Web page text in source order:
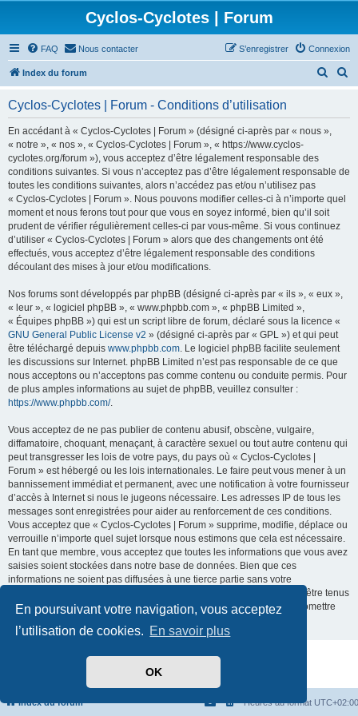
En poursuivant votre navigation, vous acceptez
l’utilisation de cookies. En savoir plus
OK
Cyclos-Cyclotes | Forum
FAQ Nous contacter Connexion
S’enregistrer
Index du forum
r
h
e
Cyclos-Cyclotes | Forum - Conditions d’utilisation
En accédant à « Cyclos-Cyclotes | Forum » (désigné ci-après par « nous »,
« notre », « nos », « Cyclos-Cyclotes | Forum », « https://www.cyclos-
cyclotes.org/forum »), vous acceptez d’être légalement responsable des
conditions suivantes. Si vous n’acceptez pas d’être légalement responsable de
toutes les conditions suivantes, alors n’accédez pas et/ou n’utilisez pas
« Cyclos-Cyclotes | Forum ». Nous pouvons modifier celles-ci à n’importe quel
moment et nous ferons tout pour que vous en soyez informé, bien qu’il soit
prudent de vérifier régulièrement celles-ci par vous-même. Si vous continuez
d’utiliser « Cyclos-Cyclotes | Forum » alors que des changements ont été
effectués, vous acceptez d’être légalement responsable des conditions
découlant des mises à jour et/ou modifications.
Nos forums sont développés par phpBB (désigné ci-après par « ils », « eux »,
« leur », « logiciel phpBB », « www.phpbb.com », « phpBB Limited »,
« Équipes phpBB ») qui est un script libre de forum, déclaré sous la licence «
GNU General Public License v2 » (désigné ci-après par « GPL ») et qui peut
être téléchargé depuis www.phpbb.com. Le logiciel phpBB facilite seulement
les discussions sur Internet. phpBB Limited n’est pas responsable de ce que
nous acceptons ou n’acceptons pas comme contenu ou conduite permis. Pour
de plus amples informations au sujet de phpBB, veuillez consulter :
https://www.phpbb.com/.
Vous acceptez de ne pas publier de contenu abusif, obscène, vulgaire,
diffamatoire, choquant, menaçant, à caractère sexuel ou tout autre contenu qui
peut transgresser les lois de votre pays, du pays où « Cyclos-Cyclotes |
Forum » est hébergé ou les lois internationales. Le faire peut vous mener à un
bannissement immédiat et permanent, avec une notification à votre fournisseur
d’accès à Internet si nous le jugeons nécessaire. Les adresses IP de tous les
messages sont enregistrées pour aider au renforcement de ces conditions.
Vous acceptez que « Cyclos-Cyclotes | Forum » supprime, modifie, déplace ou
verrouille n’importe quel sujet lorsque nous estimons que cela est nécessaire.
En tant que membre, vous acceptez que toutes les informations que vous avez
saisies soient stockées dans notre base de données. Bien que ces
informations ne soient pas diffusées à une tierce partie sans votre
consentement, ni « Cyclos-Cyclotes | Forum », ni phpBB ne pourront être tenus
comme responsables en cas de tentative de piratage visant à compromettre
Index du forum Heures au format UTC+02:00
Développé parphpBB® Forum Software © phpBB Limited
Traduit par
Confidentialité|Conditions